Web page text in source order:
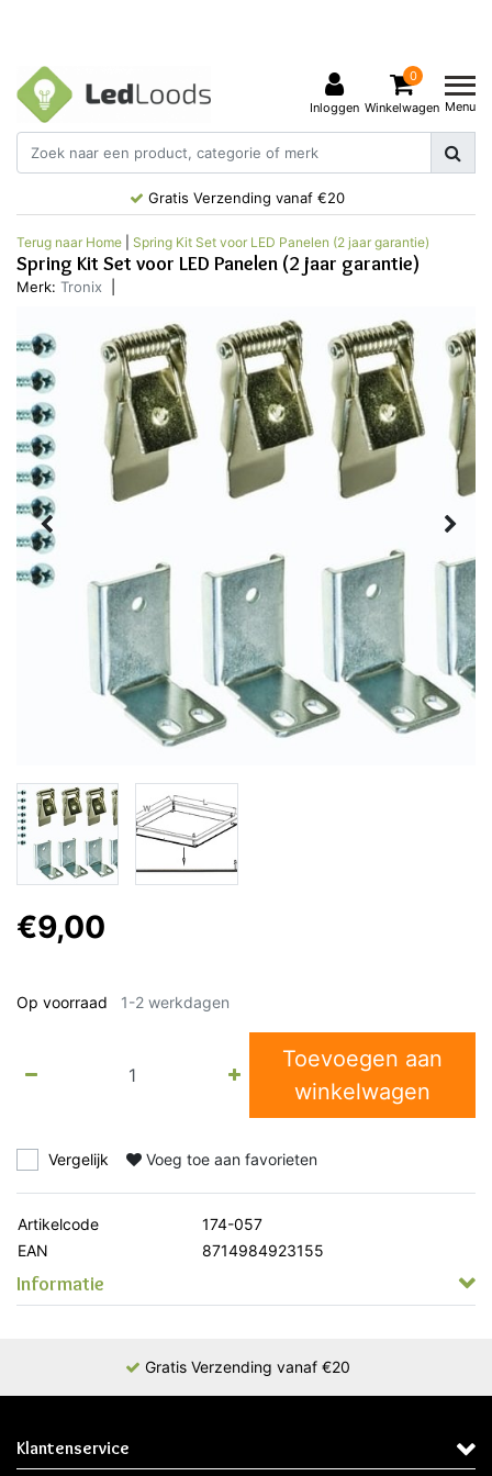
Inloggen
0
Winkelwagen Menu
Gratis Verzending vanaf €20
Terug naar Home Spring Kit Set voor LED Panelen (2 jaar garantie)
Spring Kit Set voor LED Panelen (2 jaar garantie)
Merk: Tronix
€9,00
Op voorraad 1-2 werkdagen
Toevoegen aan
winkelwagen
Vergelijk Voeg toe aan favorieten
Artikelcode
174-057
EAN
8714984923155
Informatie
Gratis Verzending vanaf €20
Klantenservice